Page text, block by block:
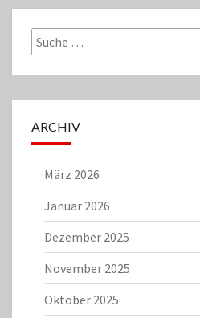
Suche
nach:
ARCHIV
März 2026
Januar 2026
Dezember 2025
November 2025
Oktober 2025